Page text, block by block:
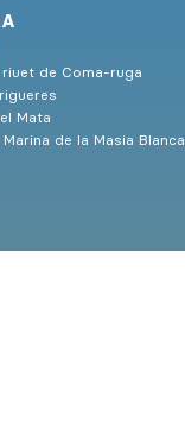
de Coma-ruga
Mata
de la Masia Blanca